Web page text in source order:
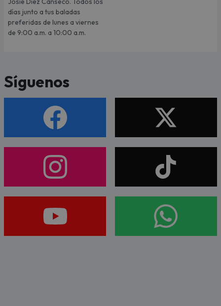
días junto a tus baladas
preferidas de lunes a viernes
de 9:00 a.m. a 10:00 a.m.
Síguenos